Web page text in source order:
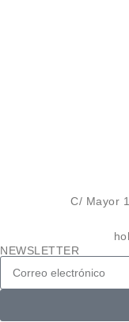
C/ Mayor
NEWSLETTER